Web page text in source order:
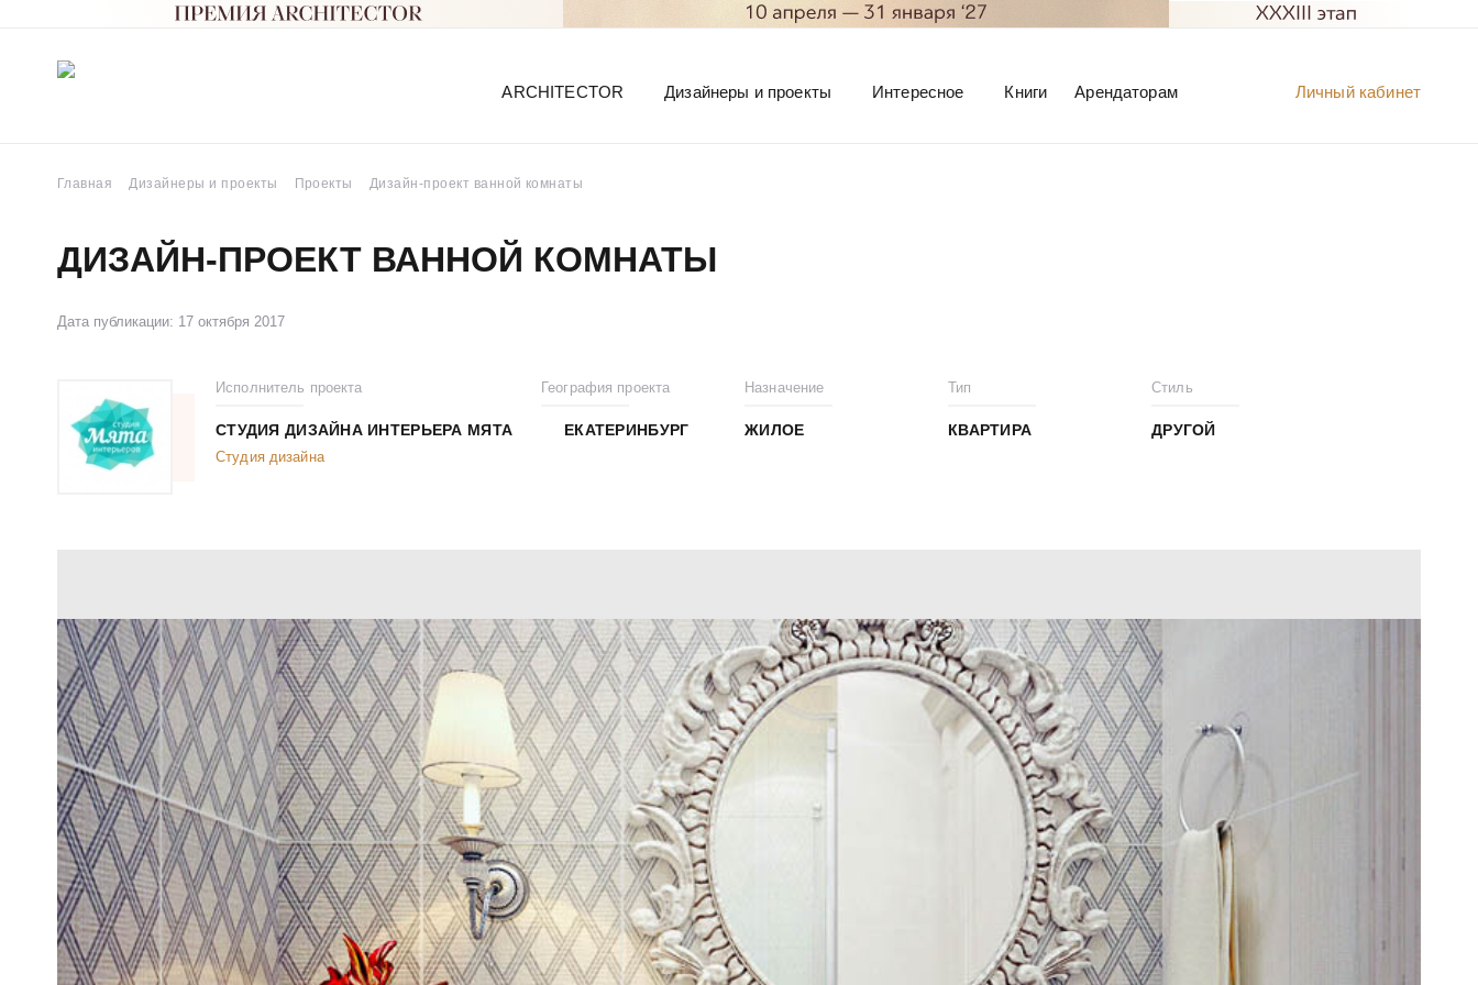
Личный кабинет
ARCHITECTOR Дизайнеры и проекты Интересное Книги Арендаторам
Главная Дизайнеры и проекты Проекты Дизайн-проект ванной комнаты
ДИЗАЙН-ПРОЕКТ ВАННОЙ КОМНАТЫ
Дата публикации: 17 октября 2017
Исполнитель проекта
СТУДИЯ ДИЗАЙНА ИНТЕРЬЕРА МЯТА
Студия дизайна
География проекта
ЕКАТЕРИНБУРГ
Назначение
ЖИЛОЕ
Тип
КВАРТИРА
Стиль
ДРУГОЙ